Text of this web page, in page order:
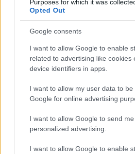
Purposes for which it was
Opted Out
Google consents
I want to allow Google to enable
related to advertising like cookies
device identifiers in apps.
I want to allow my user data to be
Google for online advertising
I want to allow Google to send me
personalized advertising.
I want to allow Google to enable
azért, hogy erősnek
megvédhessük
Stewart azt is elmondta,
felelősnek Donald Trump
támadásokért.
Menschnek nevezte